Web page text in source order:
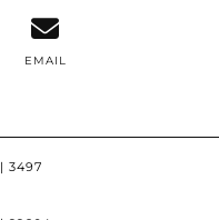
EMAIL
| 3497